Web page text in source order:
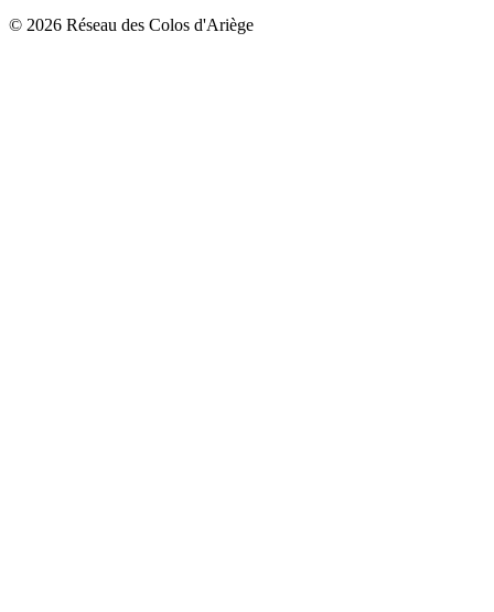
© 2026 Réseau des Colos d'Ariège